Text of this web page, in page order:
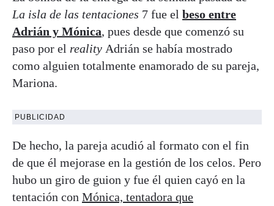
La isla de las tentaciones 7 fue el beso entre
Adrián y Mónica, pues desde que comenzó su
paso por el reality Adrián se había mostrado
como alguien totalmente enamorado de su pareja,
Mariona.
PUBLICIDAD
De hecho, la pareja acudió al formato con el fin
de que él mejorase en la gestión de los celos. Pero
hubo un giro de guion y fue él quien cayó en la
tentación con Mónica, tentadora que